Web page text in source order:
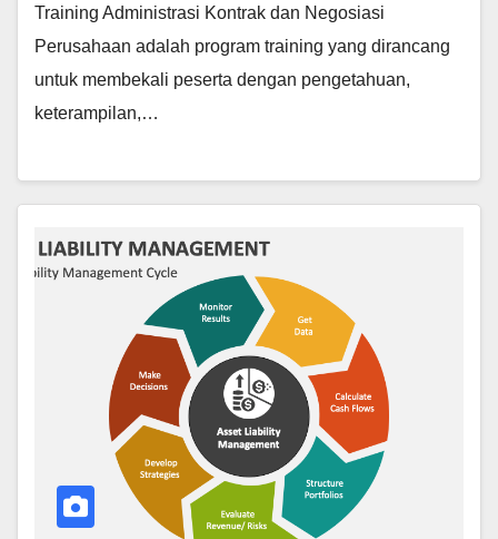
Training Administrasi Kontrak dan Negosiasi
Perusahaan adalah program training yang dirancang
untuk membekali peserta dengan pengetahuan,
keterampilan,…